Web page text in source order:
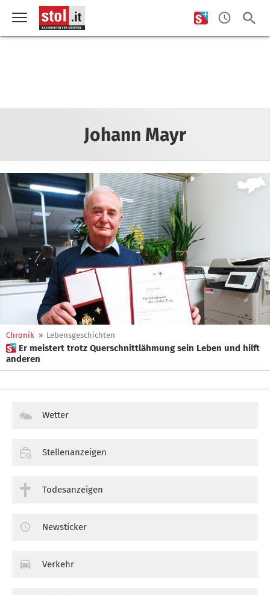
Johann Mayr
Chronik » Lebensgeschichten
 Er meistert trotz Querschnittlähmung sein Leben und hilft
anderen
Wetter
Stellenanzeigen
Todesanzeigen
Newsticker
Verkehr